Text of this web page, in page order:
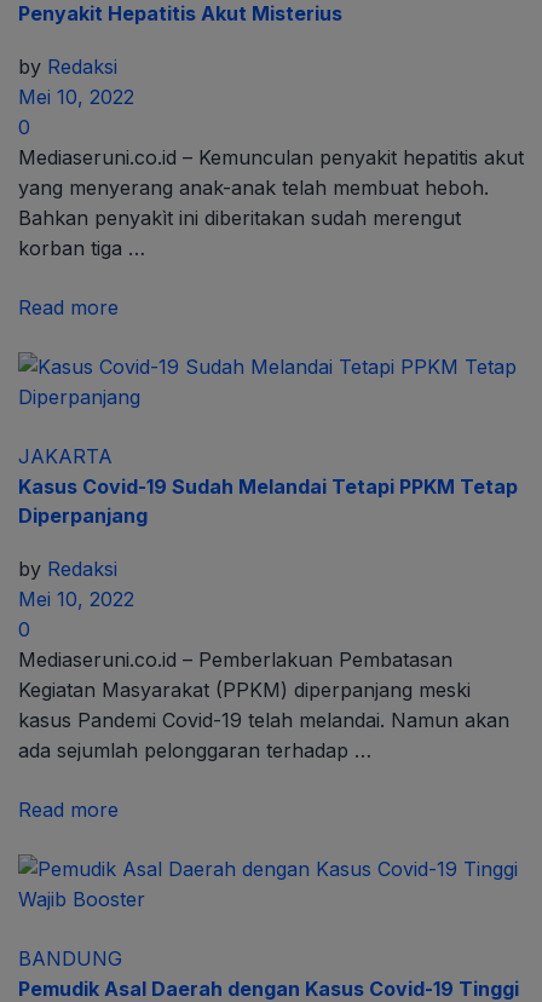
Penyakit Hepatitis Akut Misterius
by Redaksi
Mei 10, 2022
0
Mediaseruni.co.id – Kemunculan penyakit hepatitis akut
yang menyerang anak-anak telah membuat heboh.
Bahkan penyakìt ini diberitakan sudah merengut
korban tiga …
Read more
JAKARTA
Kasus Covid-19 Sudah Melandai Tetapi PPKM Tetap
Diperpanjang
by Redaksi
Mei 10, 2022
0
Mediaseruni.co.id – Pemberlakuan Pembatasan
Kegiatan Masyarakat (PPKM) diperpanjang meski
kasus Pandemi Covid-19 telah melandai. Namun akan
ada sejumlah pelonggaran terhadap …
Read more
BANDUNG
Pemudik Asal Daerah dengan Kasus Covid-19 Tinggi